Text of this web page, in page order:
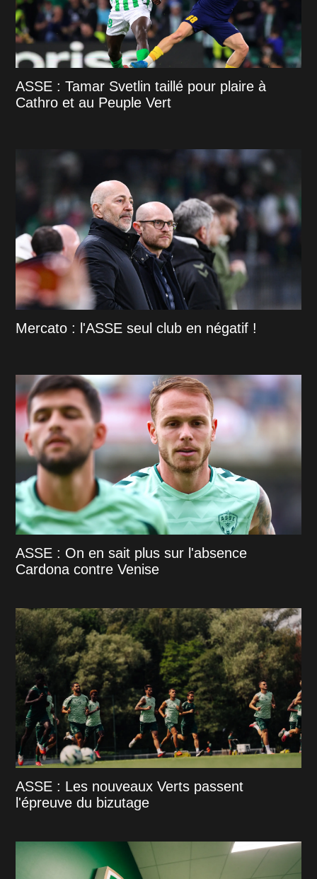
ASSE : Tamar Svetlin taillé pour plaire à
Cathro et au Peuple Vert
Mercato : l'ASSE seul club en négatif !
ASSE : On en sait plus sur l'absence
Cardona contre Venise
ASSE : Les nouveaux Verts passent
l'épreuve du bizutage